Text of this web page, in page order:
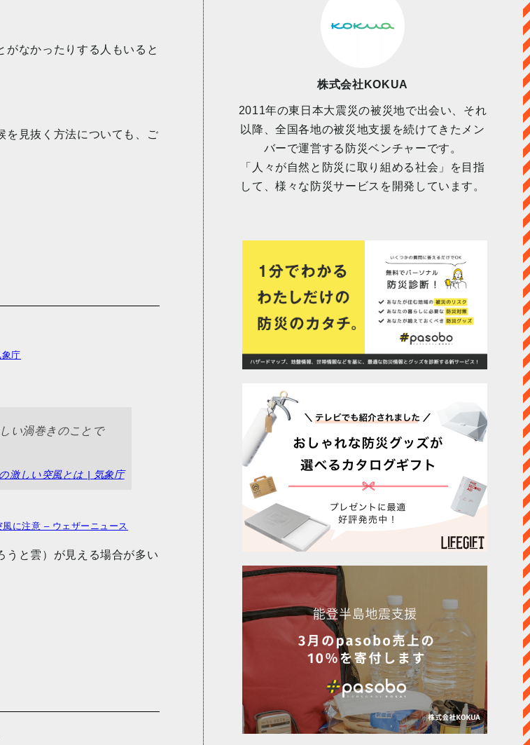
がなかったりする人もいると
を見抜く方法についても、ご
庁
い渦巻きのことで
激しい突風とは | 気象庁
に注意 – ウェザーニュース
うと雲）が見える場合が多い
株式会社KOKUA
2011年の東日本大震災の被災地で出会い、それ
以降、全国各地の被災地支援を続けてきたメン
バーで運営する防災ベンチャーです。
「人々が自然と防災に取り組める社会」を目指
して、様々な防災サービスを開発しています。